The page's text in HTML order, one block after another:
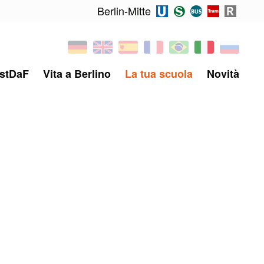
Berlin-Mitte
Vita a Berlino La tua scuola Novità